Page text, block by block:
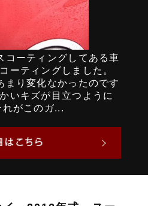
コーティングしてある車
ーティングしました。
まり変化なかったのです
いキズが目立つように
がこのガ...